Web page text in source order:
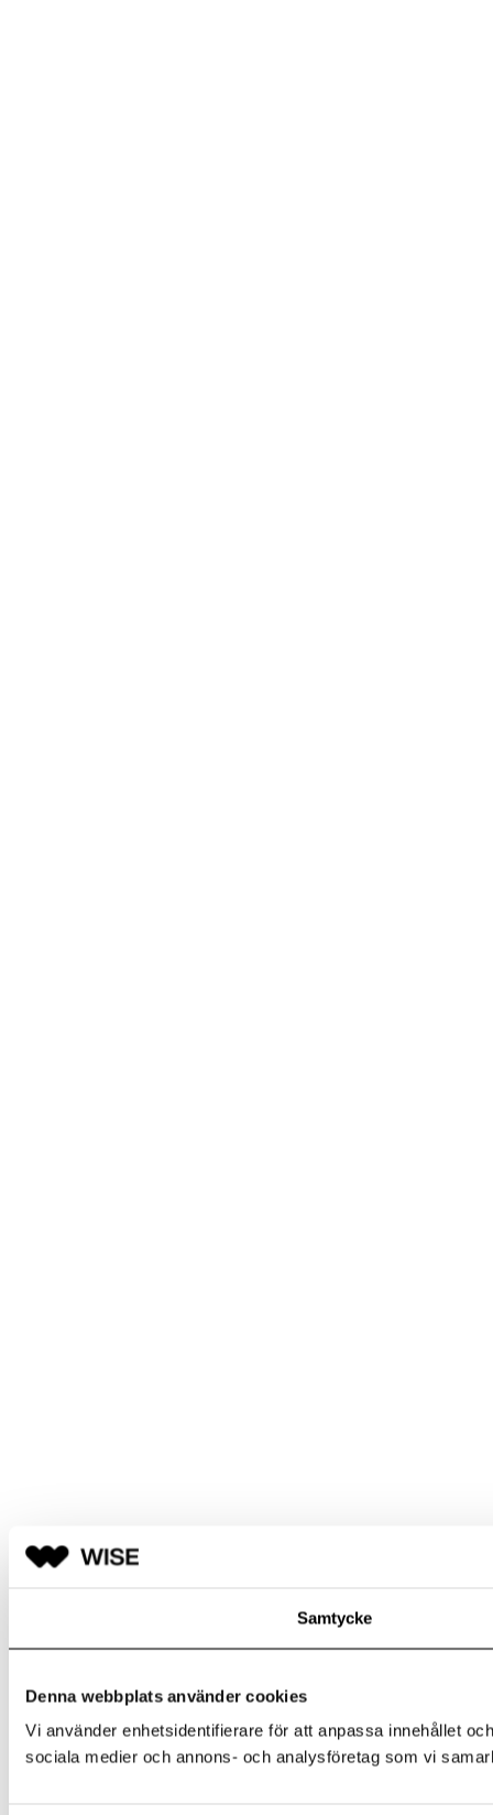
Samtycke
Denna webbplats använder cookies
Vi använder enhetsidentifierare för att anpassa innehållet
sociala medier och annons- och analysföretag som vi